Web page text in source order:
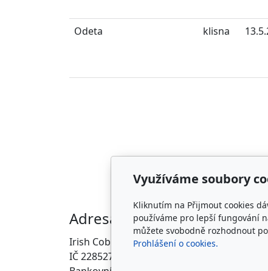
Odeta klisna
Adresa
Irish Cob the Czech Republic, z.s.
IČ 22852778
Využíváme soubory
Kliknutím na Přijmout cookies
používáme pro lepší fungování
můžete svobodně rozhodnout
Prohlášení o cookies.